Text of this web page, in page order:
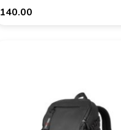
140.00